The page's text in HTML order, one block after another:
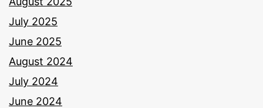
July 2025
June 2025
August 2024
July 2024
June 2024